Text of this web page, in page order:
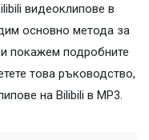
видеоклипове в
основно метода за
покажем подробните
това ръководство,
на Bilibili в MP3.